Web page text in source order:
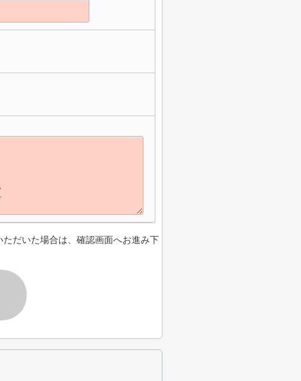
だいた場合は、確認画面へお進み下